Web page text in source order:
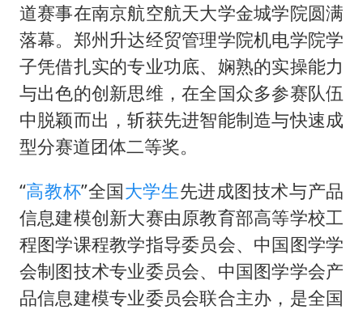
5万小车卖不动 微型代步车集体遇冷
“皋”在低处
从科技创新看开局起步的时与势
道赛事在南京航空航天大学金城学院圆满
落幕。郑州升达经贸管理学院机电学院学
子凭借扎实的专业功底、娴熟的实操能力
与出色的创新思维，在全国众多参赛队伍
中脱颖而出，斩获先进智能制造与快速成
型分赛道团体二等奖。
“高教杯”全国大学生先进成图技术与产品
信息建模创新大赛由原教育部高等学校工
程图学课程教学指导委员会、中国图学学
会制图技术专业委员会、中国图学学会产
品信息建模专业委员会联合主办，是全国